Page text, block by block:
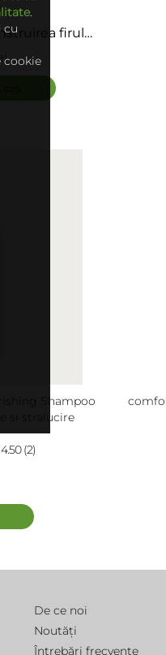
firului
2
Shampoo
si stralucire
4.50 (2)
De ce noi
Noutăți
Întrebări frecvente
.
cu
cookie